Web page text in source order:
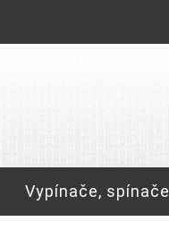
Vypínače, spínače